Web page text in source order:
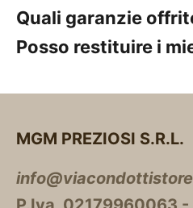
Quali garanzie
Posso restituire i
MGM PREZIOSI S.R.L.